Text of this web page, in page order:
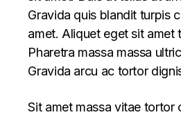
Gravida quis blandit turpis
amet. Aliquet eget sit amet
Pharetra massa massa
Gravida arcu ac tortor
Sit amet massa vitae tortor